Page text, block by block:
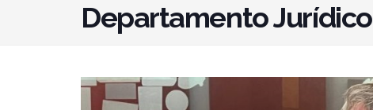
Departamento Jurídico